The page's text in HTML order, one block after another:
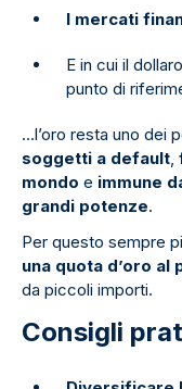
I mercati
E in cui il
punto di
...l’oro resta uno dei
soggetti a default,
mondo e immune
grandi potenze.
Per questo sempre
una quota d’oro
da piccoli importi.
Consigli